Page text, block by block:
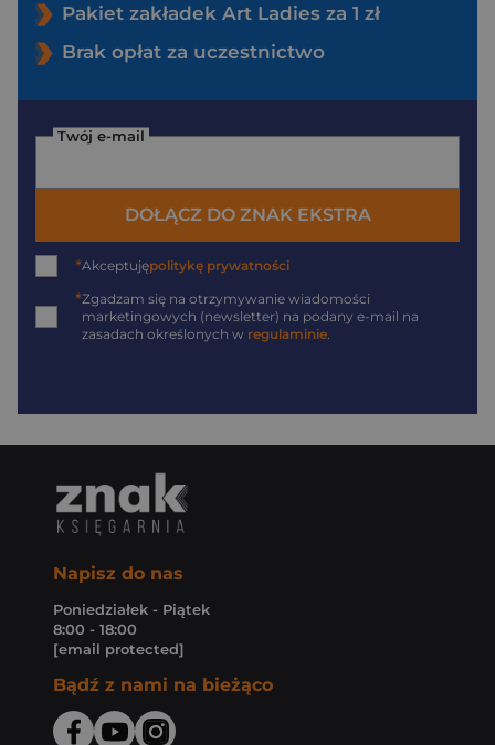
Pakiet zakładek Art Ladies za 1 zł
Brak opłat za uczestnictwo
Twój e-mail
DOŁĄCZ DO ZNAK EKSTRA
*Akceptujępolitykę prywatności
*Zgadzam się na otrzymywanie wiadomości
marketingowych (newsletter) na podany e-mail na
zasadach określonych w regulaminie
Napisz do nas
Poniedziałek - Piątek
8:00 - 18:00
[email protected]
Bądź z nami na bieżąco